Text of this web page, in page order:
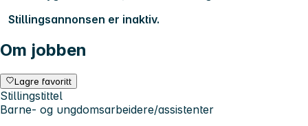
Stillingsannonsen er inaktiv.
Om jobben
Lagre favoritt
Stillingstittel
Barne- og ungdomsarbeidere/assistenter